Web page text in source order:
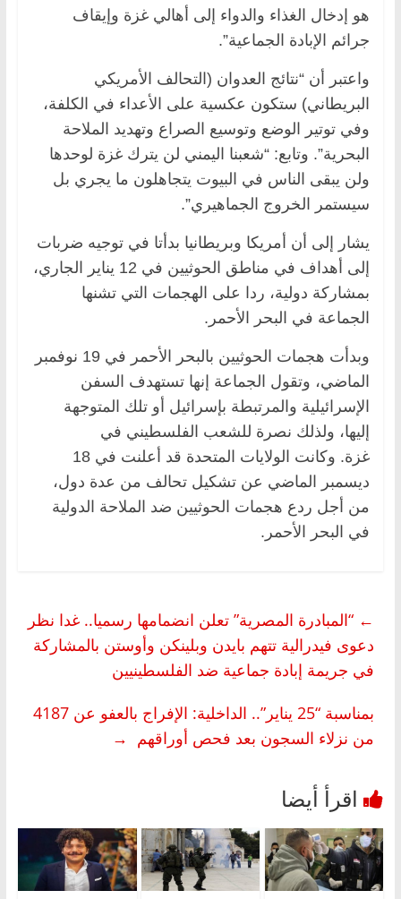
هو إدخال الغذاء والدواء إلى أهالي غزة وإيقاف
جرائم الإبادة الجماعية”.
واعتبر أن “نتائج العدوان (التحالف الأمريكي
البريطاني) ستكون عكسية على الأعداء في الكلفة،
وفي توتير الوضع وتوسيع الصراع وتهديد الملاحة
البحرية”. وتابع: “شعبنا اليمني لن يترك غزة لوحدها
ولن يبقى الناس في البيوت يتجاهلون ما يجري بل
سيستمر الخروج الجماهيري”.
يشار إلى أن أمريكا وبريطانيا بدأتا في توجيه ضربات
إلى أهداف في مناطق الحوثيين في 12 يناير الجاري،
بمشاركة دولية، ردا على الهجمات التي تشنها
الجماعة في البحر الأحمر.
وبدأت هجمات الحوثيين بالبحر الأحمر في 19 نوفمبر
الماضي، وتقول الجماعة إنها تستهدف السفن
الإسرائيلية والمرتبطة بإسرائيل أو تلك المتوجهة
إليها، ولذلك نصرة للشعب الفلسطيني في
غزة. وكانت الولايات المتحدة قد أعلنت في 18
ديسمبر الماضي عن تشكيل تحالف من عدة دول،
من أجل ردع هجمات الحوثيين ضد الملاحة الدولية
في البحر الأحمر.
← “المبادرة المصرية” تعلن انضمامها رسميا.. غدا نظر
دعوى فيدرالية تتهم بايدن وبلينكن وأوستن بالمشاركة
في جريمة إبادة جماعية ضد الفلسطينيين
بمناسبة “25 يناير”.. الداخلية: الإفراج بالعفو عن 4187
من نزلاء السجون بعد فحص أوراقهم →